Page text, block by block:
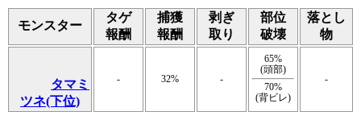
モンスター
タゲ
報酬
捕獲
報酬
剥ぎ
取り
部位
破壊
落とし
物
タマミ
ツネ(下位)
- 32% -
65%
(頭部)
70%
(背ビレ)
-